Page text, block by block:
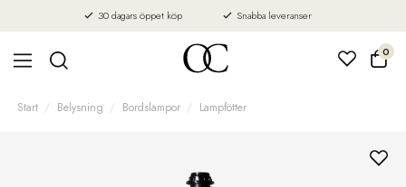
30 dagars öppet köp Snabba leveranser
0
Start Belysning Bordslampor Lampfötter